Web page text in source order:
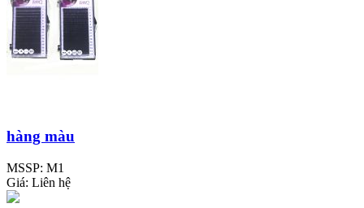
hàng màu
MSSP: M1
Giá: Liên hệ